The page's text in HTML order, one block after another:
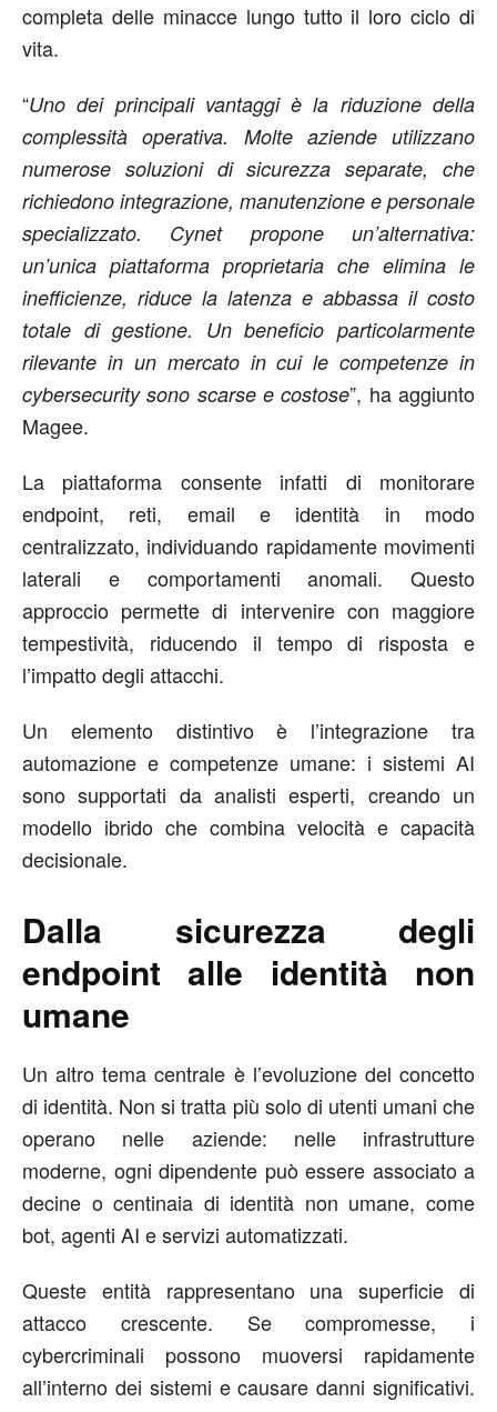
completa delle minacce lungo tutto il loro ciclo di
vita.
“Uno dei principali vantaggi è la riduzione della
complessità operativa. Molte aziende utilizzano
numerose soluzioni di sicurezza separate, che
richiedono integrazione, manutenzione e personale
specializzato. Cynet propone un’alternativa:
un’unica piattaforma proprietaria che elimina le
inefficienze, riduce la latenza e abbassa il costo
totale di gestione. Un beneficio particolarmente
rilevante in un mercato in cui le competenze in
cybersecurity sono scarse e costose”, ha aggiunto
Magee.
La piattaforma consente infatti di monitorare
endpoint, reti, email e identità in modo
centralizzato, individuando rapidamente movimenti
laterali e comportamenti anomali. Questo
approccio permette di intervenire con maggiore
tempestività, riducendo il tempo di risposta e
l’impatto degli attacchi.
Un elemento distintivo è l’integrazione tra
automazione e competenze umane: i sistemi AI
sono supportati da analisti esperti, creando un
modello ibrido che combina velocità e capacità
decisionale.
Dalla sicurezza degli
endpoint alle identità non
umane
Un altro tema centrale è l’evoluzione del concetto
di identità. Non si tratta più solo di utenti umani che
operano nelle aziende: nelle infrastrutture
moderne, ogni dipendente può essere associato a
decine o centinaia di identità non umane, come
bot, agenti AI e servizi automatizzati.
Queste entità rappresentano una superficie di
attacco crescente. Se compromesse, i
cybercriminali possono muoversi rapidamente
all’interno dei sistemi e causare danni significativi.